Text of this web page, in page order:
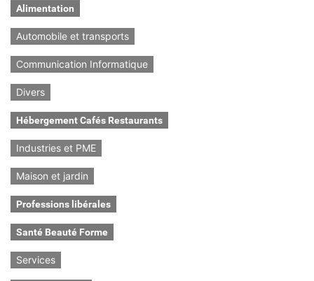
Alimentation
Automobile et transports
Communication Informatique
Divers
Hébergement Cafés Restaurants
Industries et PME
Maison et jardin
Professions libérales
Santé Beauté Forme
Services